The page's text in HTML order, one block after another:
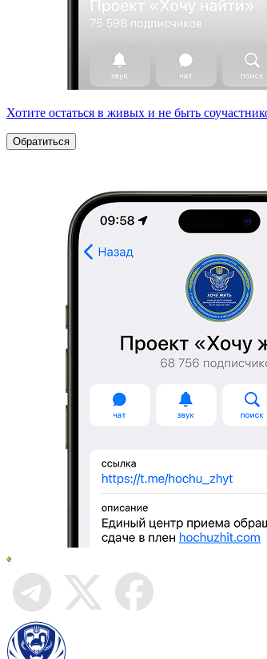
Хотите остаться в живых и не быть
Обратиться